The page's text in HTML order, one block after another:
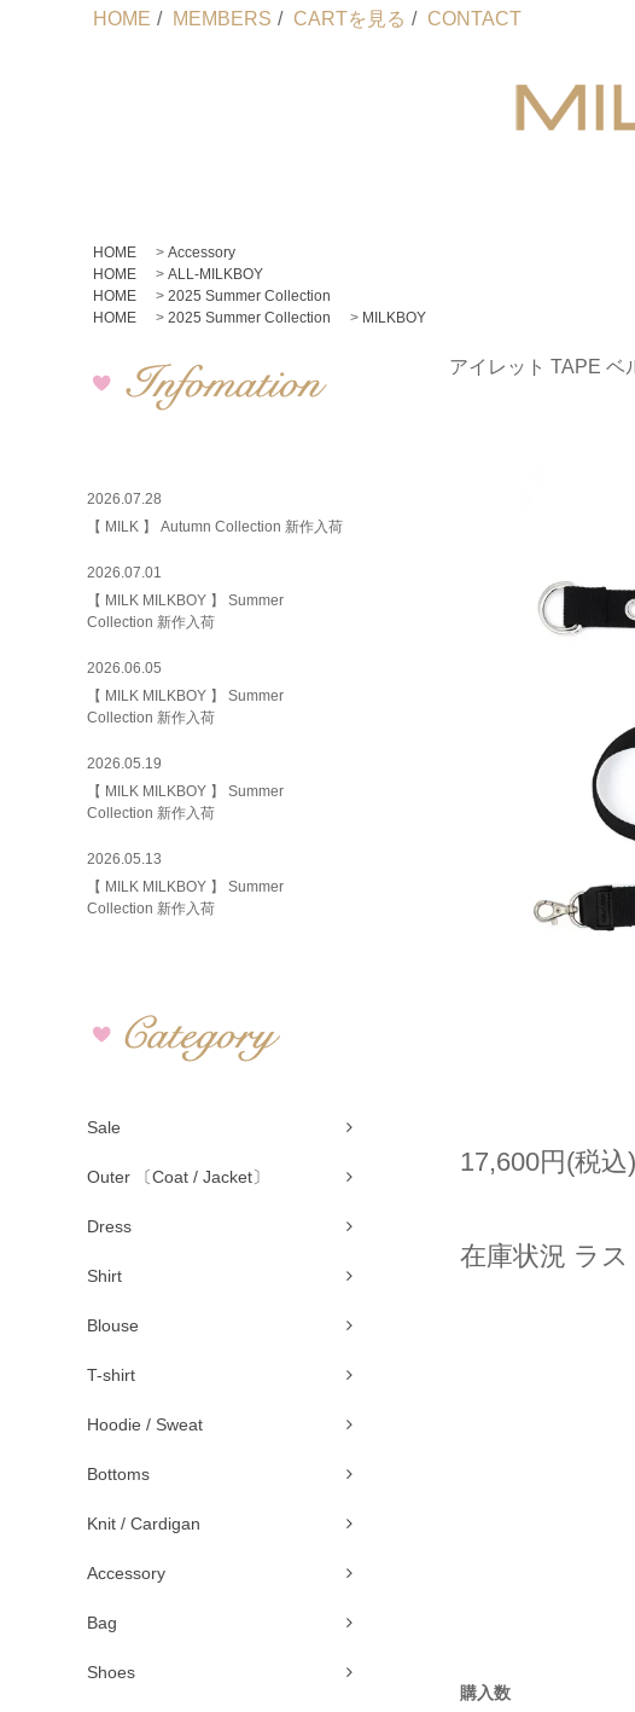
HOME / MEMBERS / CARTを見る / CONTACT
HOME > Accessory
HOME
> ALL-MILKBOY
HOME
> 2025 Summer Collection
HOME
> 2025 Summer Collection > MILKBOY
2026.07.28
【 MILK 】 Autumn Collection 新作入荷
2026.07.01
【 MILK MILKBOY 】 Summer
Collection 新作入荷
2026.06.05
【 MILK MILKBOY 】 Summer
Collection 新作入荷
2026.05.19
【 MILK MILKBOY 】 Summer
Collection 新作入荷
2026.05.13
【 MILK MILKBOY 】 Summer
Collection 新作入荷
Sale
Outer 〔Coat / Jacket〕
Dress
Shirt
Blouse
T-shirt
Hoodie / Sweat
Bottoms
Knit / Cardigan
Accessory
Bag
Shoes
アイレット TAPE ベ
17,600円(税込)
在庫状況 ラス
購入数